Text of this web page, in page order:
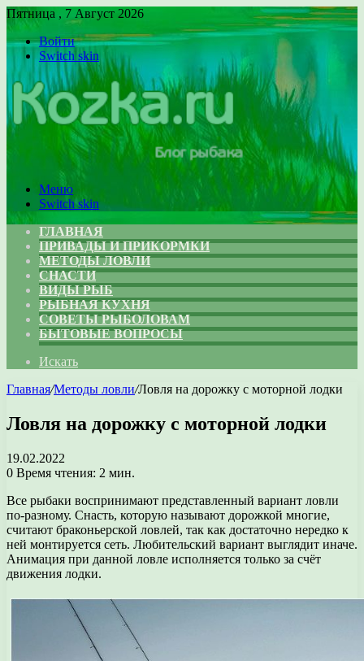
Пятница , 7 Август 2026
Войти
Switch skin
Меню
Switch skin
ГЛАВНАЯ
ПРИВАДЫ И ПРИКОРМКИ
МЕТОДЫ ЛОВЛИ
СНАСТИ
ВИДЫ РЫБ
РЫБНАЯ КУХНЯ
СОВЕТЫ РЫБОЛОВАМ
БЫТОВЫЕ ВОПРОСЫ
Искать
Главная/Методы ловли/Ловля на дорожку с моторной лодки
Ловля на дорожку с моторной лодки
19.02.2022
0 Время чтения: 2 мин.
Все рыбаки воспринимают представленный вариант ловли
по-разному. Снасть, которую называют дорожкой многие,
считают браконьерской ловлей, так как достаточно нередко к
ней монтируется сеть. Любительский вариант выглядит иначе.
Анимация при данной ловле исполняется только за счёт
движения лодки.